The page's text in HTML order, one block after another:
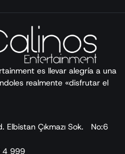
es llevar alegría a una
realmente «disfrutar el
Elbistan Çıkmazı Sok. No:6
4 999